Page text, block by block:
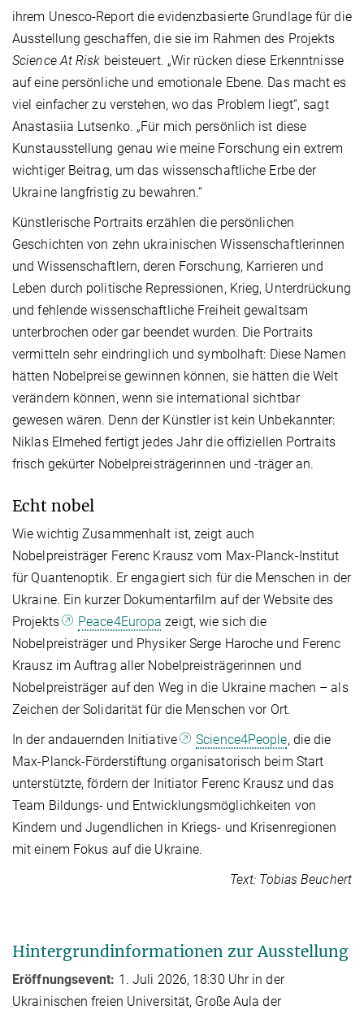
ihrem Unesco-Report die evidenzbasierte Grundlage für die
Ausstellung geschaffen, die sie im Rahmen des Projekts
Science At Risk beisteuert. „Wir rücken diese Erkenntnisse
auf eine persönliche und emotionale Ebene. Das macht es
viel einfacher zu verstehen, wo das Problem liegt“, sagt
Anastasiia Lutsenko. „Für mich persönlich ist diese
Kunstausstellung genau wie meine Forschung ein extrem
wichtiger Beitrag, um das wissenschaftliche Erbe der
Ukraine langfristig zu bewahren.“
Künstlerische Portraits erzählen die persönlichen
Geschichten von zehn ukrainischen Wissenschaftlerinnen
und Wissenschaftlern, deren Forschung, Karrieren und
Leben durch politische Repressionen, Krieg, Unterdrückung
und fehlende wissenschaftliche Freiheit gewaltsam
unterbrochen oder gar beendet wurden. Die Portraits
vermitteln sehr eindringlich und symbolhaft: Diese Namen
hätten Nobelpreise gewinnen können, sie hätten die Welt
verändern können, wenn sie international sichtbar
gewesen wären. Denn der Künstler ist kein Unbekannter:
Niklas Elmehed fertigt jedes Jahr die offiziellen Portraits
frisch gekürter Nobelpreisträgerinnen und -träger an.
Echt nobel
Wie wichtig Zusammenhalt ist, zeigt auch
Nobelpreisträger Ferenc Krausz vom Max-Planck-Institut
für Quantenoptik. Er engagiert sich für die Menschen in der
Ukraine. Ein kurzer Dokumentarfilm auf der Website des
Projekts
Peace4Europa zeigt, wie sich die
Nobelpreisträger und Physiker Serge Haroche und Ferenc
Krausz im Auftrag aller Nobelpreisträgerinnen und
Nobelpreisträger auf den Weg in die Ukraine machen – als
Zeichen der Solidarität für die Menschen vor Ort.
In der andauernden Initiative
Science4People, die die
Max-Planck-Förderstiftung organisatorisch beim Start
unterstützte, fördern der Initiator Ferenc Krausz und das
Team Bildungs- und Entwicklungsmöglichkeiten von
Kindern und Jugendlichen in Kriegs- und Krisenregionen
mit einem Fokus auf die Ukraine.
Text: Tobias Beuchert
Hintergrundinformationen zur Ausstellung
Eröffnungsevent: 1. Juli 2026, 18:30 Uhr in der
Ukrainischen freien Universität, Große Aula der